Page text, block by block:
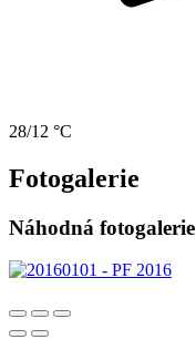
28/12 °C
Fotogalerie
Náhodná fotogalerie